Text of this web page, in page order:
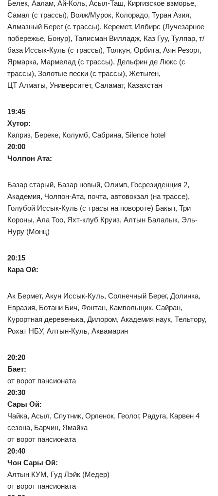
Белек, Аалам, Ай-Коль, Асыл-Таш, Киргизское взморье,
Самал (с трассы), Вояж/Мурок, Колорадо, Туран Азия,
Алмазный Берег (с трассы), Керемет, Илбирс (Лучезарное
побережье, Бонур), Талисман Вилладж, Каз Гуу, Тулпар, т/
база Иссык-Куль (с трассы), Толкун, Орбита, Аян Резорт,
Ярмарка, Мармелад (с трассы), Дельфин де Люкс (с
трассы), Золотые пески (с трассы), Жетыген,
ЦТ Алматы, Университет, Саламат, Казахстан
19:45
Хутор:
Каприз, Береке, Колумб, Сабрина, Silence hotel
20:00
Чолпон Ата:
Базар старый, Базар новый, Олимп, Госрезиденция 2,
Академия, Чолпон-Ата, почта, автовокзал (на трассе),
Голубой Иссык-Куль (с трасы на повороте) Бакыт, Три
Короны, Ала Тоо, Яхт-клуб Круиз, Алтын Балалык, Эль-
Нуру (Монц)
20:15
Кара Ой:
Ак Бермет, Акун Иссык-Куль, Солнечный Берег, Долинка,
Евразия, Ботани Бич, Фонтан, Камвольщик, Сайран,
Курортная деревенька, Дилором, Академия наук, Тельтору,
Рохат НБУ, Алтын-Куль, Аквамарин
20:20
Бает:
от ворот пансионата
20:30
Сары Ой:
Чайка, Асыл, Спутник, Орленок, Геолог, Радуга, Карвен 4
сезона, Барчин, Ямайка
от ворот пансионата
20:40
Чон Сары Ой:
Алтын КУМ, Гуд Лэйк (Медер)
от ворот пансионата